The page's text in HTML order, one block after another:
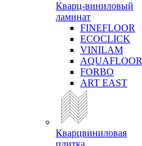
Кварц-виниловый
ламинат
FINEFLOOR
ECOCLICK
VINILAM
AQUAFLOOR
FORBO
ART EAST
Кварцвиниловая
плитка